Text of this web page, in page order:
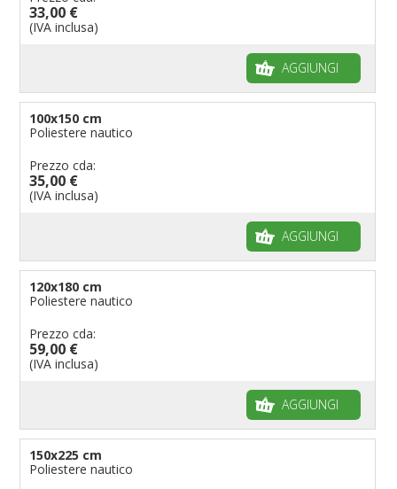
33,00 €
(IVA inclusa)
AGGIUNGI
100x150 cm
Poliestere nautico
Prezzo cda:
35,00 €
(IVA inclusa)
AGGIUNGI
120x180 cm
Poliestere nautico
Prezzo cda:
59,00 €
(IVA inclusa)
AGGIUNGI
150x225 cm
Poliestere nautico